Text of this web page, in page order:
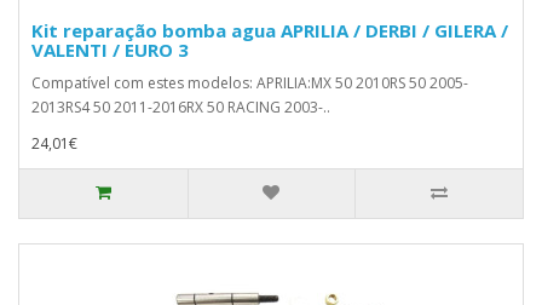
Kit reparação bomba agua APRILIA / DERBI / GILERA /
VALENTI / EURO 3
Compatível com estes modelos: APRILIA:MX 50 2010RS 50 2005-
2013RS4 50 2011-2016RX 50 RACING 2003-..
24,01€